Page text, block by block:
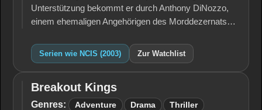
Unterstützung bekommt er durch Anthony DiNozzo,
einem ehemaligen Angehörigen des Morddezernats…
Serien wie NCIS (2003) Zur Watchlist
Breakout
Kings
Breakout Kings
Genres: Adventure Drama Thriller